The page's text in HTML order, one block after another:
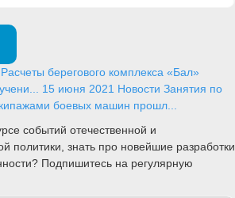
Расчеты берегового комплекса «Бал»
15 июня 2021 Новости Занятия по
боевых машин прошл...
событий отечественной и
политики, знать про новейшие разработки
Подпишитесь на регулярную